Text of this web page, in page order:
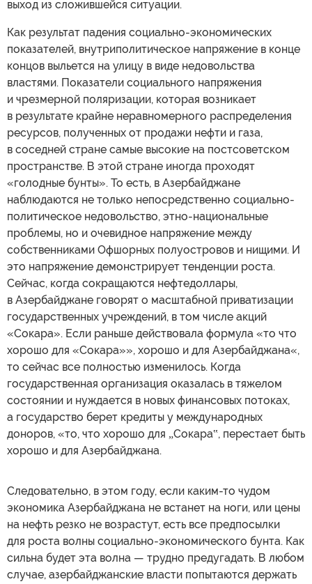
выход из сложившейся ситуации.
Как результат падения социально-экономических
показателей, внутриполитическое напряжение в конце
концов выльется на улицу в виде недовольства
властями. Показатели социального напряжения
и чрезмерной поляризации, которая возникает
в результате крайне неравномерного распределения
ресурсов, полученных от продажи нефти и газа,
в соседней стране самые высокие на постсоветском
пространстве. В этой стране иногда проходят
«голодные бунты». То есть, в Азербайджане
наблюдаются не только непосредственно социально-
политическое недовольство, этно-национальные
проблемы, но и очевидное напряжение между
собственниками Офшорных полуостровов и нищими. И
это напряжение демонстрирует тенденции роста.
Сейчас, когда сокращаются нефтедоллары,
в Азербайджане говорят о масштабной приватизации
государственных учреждений, в том числе акций
«Сокара». Если раньше действовала формула «то что
хорошо для «Сокара»», хорошо и для Азербайджана«,
то сейчас все полностью изменилось. Когда
государственная организация оказалась в тяжелом
состоянии и нуждается в новых финансовых потоках,
а государство берет кредиты у международных
доноров, «то, что хорошо для „Сокара‟, перестает быть
хорошо и для Азербайджана.
Следовательно, в этом году, если каким-то чудом
экономика Азербайджана не встанет на ноги, или цены
на нефть резко не возрастут, есть все предпосылки
для роста волны социально-экономического бунта. Как
сильна будет эта волна — трудно предугадать. В любом
случае, азербайджанские власти попытаются держать